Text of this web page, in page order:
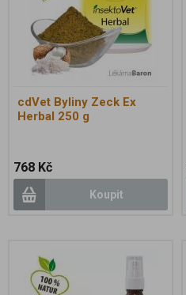
cdVet Byliny Zeck Ex
Herbal 250 g
768 Kč
Koupit